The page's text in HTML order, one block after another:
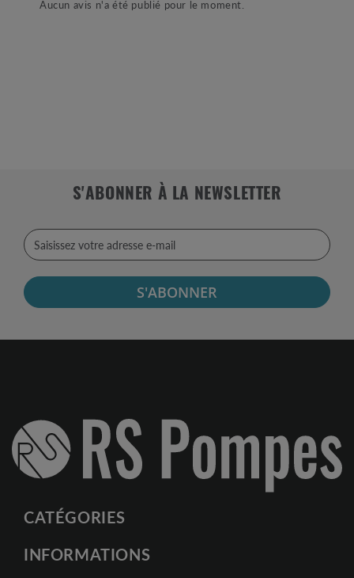
Aucun avis n'a été publié pour le moment.
S'ABONNER À LA NEWSLETTER
S'ABONNER
CATÉGORIES
INFORMATIONS